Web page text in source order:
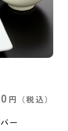
円 （税込）
ー